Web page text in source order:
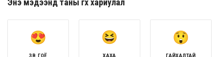
Энэ мэдээнд таны өгөх хариулал